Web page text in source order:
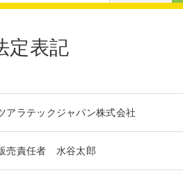
定表記
アラテックジャパン株式会社
売責任者 水谷太郎